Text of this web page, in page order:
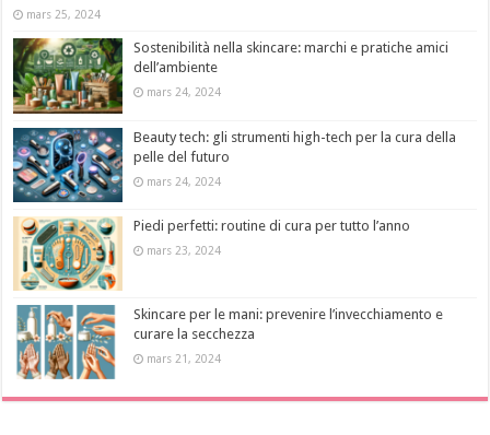
mars 25, 2024
Sostenibilità nella skincare: marchi e pratiche amici
dell’ambiente
mars 24, 2024
Beauty tech: gli strumenti high-tech per la cura della
pelle del futuro
mars 24, 2024
Piedi perfetti: routine di cura per tutto l’anno
mars 23, 2024
Skincare per le mani: prevenire l’invecchiamento e
curare la secchezza
mars 21, 2024